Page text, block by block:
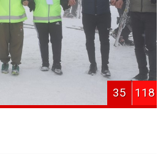
35 118